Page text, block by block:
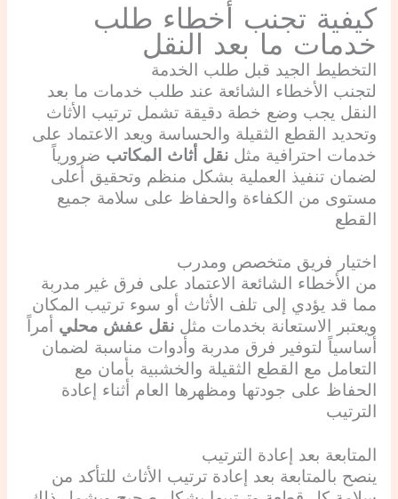
كيفية تجنب أخطاء طلب
خدمات ما بعد النقل
التخطيط الجيد قبل طلب الخدمة
لتجنب الأخطاء الشائعة عند طلب خدمات ما بعد
النقل يجب وضع خطة دقيقة تشمل ترتيب الأثاث
وتحديد القطع الثقيلة والحساسة ويعد الاعتماد على
خدمات احترافية مثل نقل أثاث المكاتب ضرورياً
لضمان تنفيذ العملية بشكل منظم وتحقيق أعلى
مستوى من الكفاءة والحفاظ على سلامة جميع
القطع
اختيار فريق متخصص ومدرب
من الأخطاء الشائعة الاعتماد على فرق غير مدربة
مما قد يؤدي إلى تلف الأثاث أو سوء ترتيب المكان
ويعتبر الاستعانة بخدمات مثل نقل عفش محلي أمراً
أساسياً لتوفير فرق مدربة وأدوات مناسبة لضمان
التعامل مع القطع الثقيلة والخشبية بأمان مع
الحفاظ على جودتها ومظهرها العام أثناء إعادة
الترتيب
المتابعة بعد إعادة الترتيب
ينصح بالمتابعة بعد إعادة ترتيب الأثاث للتأكد من